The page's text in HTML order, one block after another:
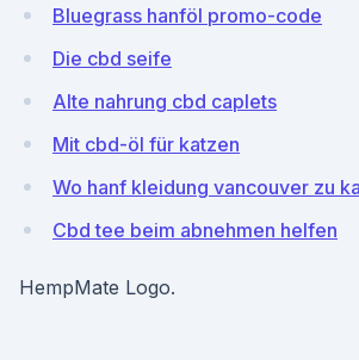
Bluegrass hanföl promo-code
Die cbd seife
Alte nahrung cbd caplets
Mit cbd-öl für katzen
Wo hanf kleidung vancouver zu
Cbd tee beim abnehmen helfen
HempMate Logo.